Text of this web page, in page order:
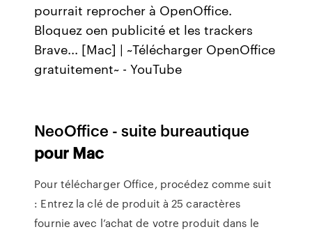
pourrait reprocher à OpenOffice.
Bloquez oen publicité et les trackers
Brave... [Mac] | ~Télécharger OpenOffice
gratuitement~ - YouTube
NeoOffice - suite bureautique
pour Mac
Pour télécharger Office, procédez comme suit
: Entrez la clé de produit à 25 caractères
fournie avec l’achat de votre produit dans le